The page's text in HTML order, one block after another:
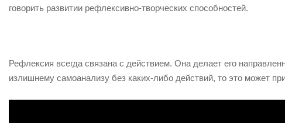
говорить развитии рефлексивно-творческих способностей.
Рефлексия всегда связана с действием. Она делает его
излишнему самоанализу без каких-либо действий, то это может